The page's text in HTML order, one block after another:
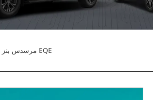
> مرسدس بنز EQE